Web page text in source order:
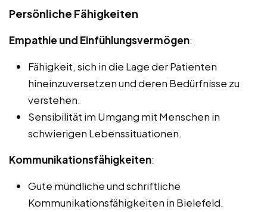
Persönliche Fähigkeiten
Empathie und Einfühlungsvermögen:
Fähigkeit, sich in die Lage der Patienten
hineinzuversetzen und deren Bedürfnisse zu
verstehen.
Sensibilität im Umgang mit Menschen in
schwierigen Lebenssituationen.
Kommunikationsfähigkeiten:
Gute mündliche und schriftliche
Kommunikationsfähigkeiten in Bielefeld.